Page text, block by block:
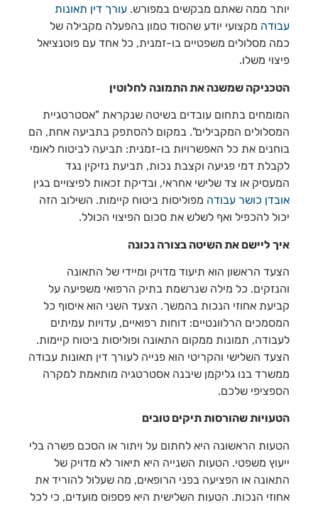
יותר ממה שאתם מבקשים במפורש. עורך דין תאונות
עבודה מקצועי יודע שהסוד טמון בהפעלה מקבילה של
כמה מסלולים משפטיים בו-זמנית, כל אחד עם פוטנציאל
פיצוי משלו.
הטכניקה שמשנה את התמונה לחלוטין
המומחים בתחום עובדים בשיטה שנקראת "אסטרטגיית
המסלולים המקבילים". במקום להסתפק בתביעה אחת, הם
בוחנים את כל האפשרויות בו-זמנית: תביעה לביטוח לאומי
לקבלת דמי פגיעה וקצבת נכות, תביעת נזיקין נגד
המעסיק או צד שלישי אחראי, ובדיקת זכאות לפיצויים בגין
אובדן כושר עבודה מפוליסות ביטוח קיימות. השילוב הזה
יכול להכפיל ואף לשלש את סכום הפיצוי הכולל.
איך ליישם את השיטה בצורה נכונה
הצעד הראשון הוא תיעוד מדויק ומיידי של התאונה
והנזקים. כל מילה שנרשמת בתיק הרפואי משפיעה על
קביעת אחוזי הנכות בהמשך. הצעד השני הוא איסוף כל
המסמכים הרלוונטיים: דוחות רפואיים, עדויות עמיתים
לעבודה, תמונות ממקום התאונה ופוליסות ביטוח קיימות.
הצעד השלישי והקריטי הוא פנייה לעורך דין תאונות עבודה
ממשרד בנו גליקמן שיבנה אסטרטגיה מותאמת למקרה
הספציפי שלכם.
הטעויות שהורסות תיקים טובים
הטעות הראשונה היא לחתום על ויתור או הסכם פשרה בלי
ייעוץ משפטי. הטעות השנייה היא תיאור לא מדויק של
התאונה או הפציעה בפני הרופאים, מה שעלול להוריד את
אחוזי הנכות. הטעות השלישית היא פספוס מועדים, כי לכל